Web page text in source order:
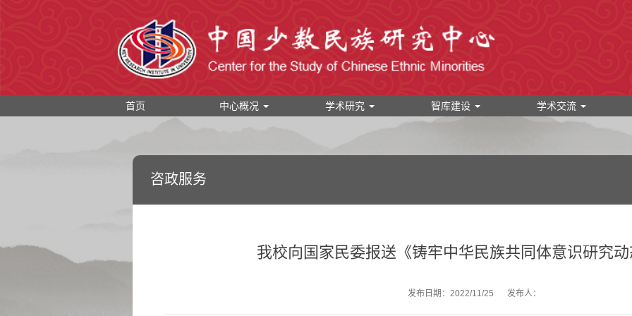
首页 中心概况 学术研究 智库建设 学术交流
咨政服务
我校向国家民委报送《铸牢中华民族共同体意识研究
发布日期：2022/11/25 发布人：